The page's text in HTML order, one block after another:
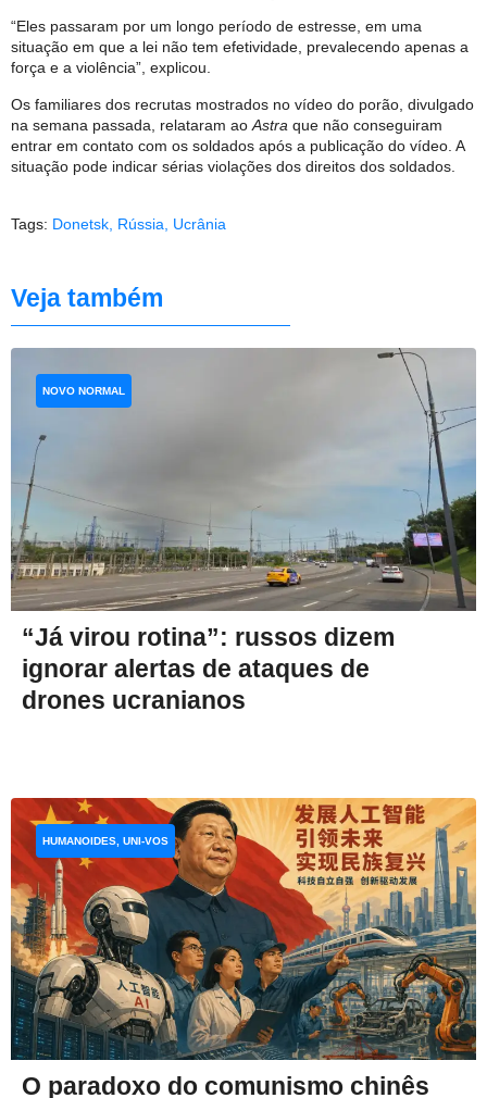
“Eles passaram por um longo período de estresse, em uma
situação em que a lei não tem efetividade, prevalecendo apenas a
força e a violência”, explicou.
Os familiares dos recrutas mostrados no vídeo do porão, divulgado
na semana passada, relataram ao Astra que não conseguiram
entrar em contato com os soldados após a publicação do vídeo. A
situação pode indicar sérias violações dos direitos dos soldados.
Tags: Donetsk Rússia Ucrânia
Veja também
“Já virou rotina”: russos dizem
ignorar alertas de ataques de
drones ucranianos
NOVO NORMAL
O paradoxo do comunismo chinês
HUMANOIDES, UNI-VOS